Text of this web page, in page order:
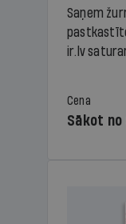
Saņem
ir.lv
Cena
Sākot no